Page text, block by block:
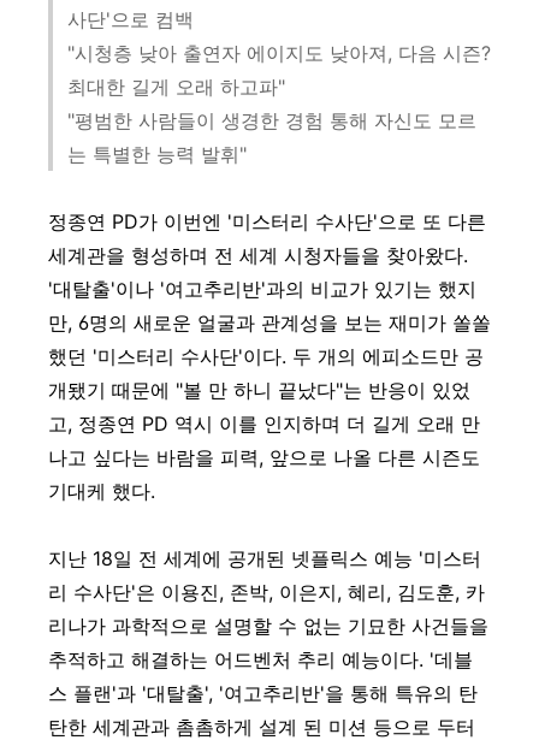
사단'으로 컴백
"시청층 낮아 출연자 에이지도 낮아져, 다음 시즌?
최대한 길게 오래 하고파"
"평범한 사람들이 생경한 경험 통해 자신도 모르
는 특별한 능력 발휘"
정종연 PD가 이번엔 '미스터리 수사단'으로 또 다른
세계관을 형성하며 전 세계 시청자들을 찾아왔다.
'대탈출'이나 '여고추리반'과의 비교가 있기는 했지
만, 6명의 새로운 얼굴과 관계성을 보는 재미가 쏠쏠
했던 '미스터리 수사단'이다. 두 개의 에피소드만 공
개됐기 때문에 "볼 만 하니 끝났다"는 반응이 있었
고, 정종연 PD 역시 이를 인지하며 더 길게 오래 만
나고 싶다는 바람을 피력, 앞으로 나올 다른 시즌도
기대케 했다.
지난 18일 전 세계에 공개된 넷플릭스 예능 '미스터
리 수사단'은 이용진, 존박, 이은지, 혜리, 김도훈, 카
리나가 과학적으로 설명할 수 없는 기묘한 사건들을
추적하고 해결하는 어드벤처 추리 예능이다. '데블
스 플랜'과 '대탈출', '여고추리반'을 통해 특유의 탄
탄한 세계관과 촘촘하게 설계 된 미션 등으로 두터